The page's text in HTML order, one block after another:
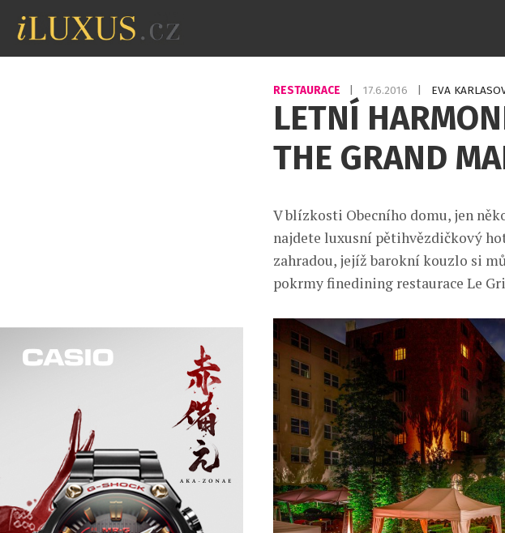
RESTAURACE 17.6.2016 EVA
LETNÍ
THE GRAND
V blízkosti Obecního domu, jen
najdete luxusní pětihvězdičkový
zahradou, jejíž barokní kouzlo si
pokrmy finedining restaurace Le